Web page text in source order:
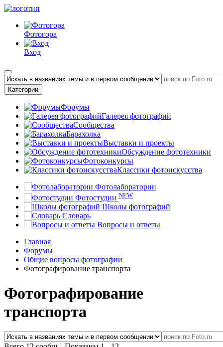
Фотогора
Вход
Категории
Форумы
Галерея фотографий
Сообщества
Барахолка
Выставки и проекты
Обсуждение фототехники
Фотоконкурсы
Классики фотоискусства
Фотолаборатории
Фотостудии NEW
Школы фотографий
Словарь
Вопросы и ответы
Главная
Форумы
Общие вопросы фотографии
Фотографирование транспорта
Фотографирование
транспорта